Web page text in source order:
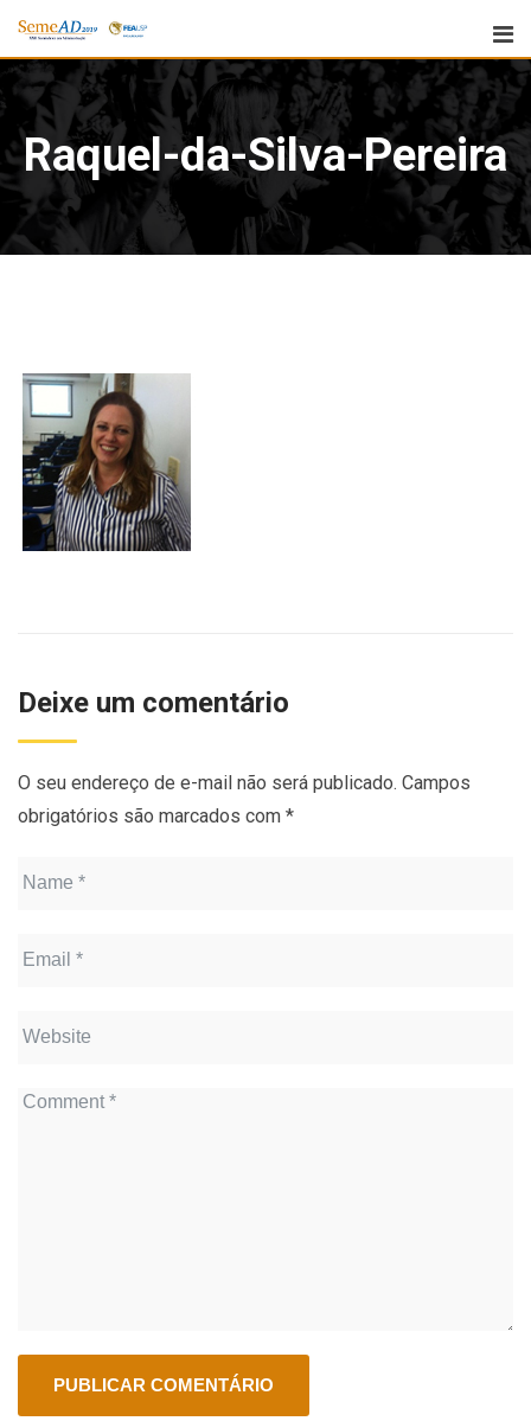
Raquel-da-Silva-Pereira
Deixe um comentário
O seu endereço de e-mail não será publicado. Campos
obrigatórios são marcados com *